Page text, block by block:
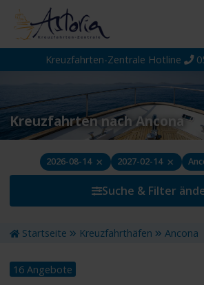
Startseite
Reiseziele
Themen
Reedereien
Suche
Kreuzfahrten-Zentrale Hotline
Kreuzfahrten nach Ancona
Suche & Filter
2026-08-14 × 2027-02-14 ×
Startseite Kreuzfahrthäfen Ancona
16 Angebote